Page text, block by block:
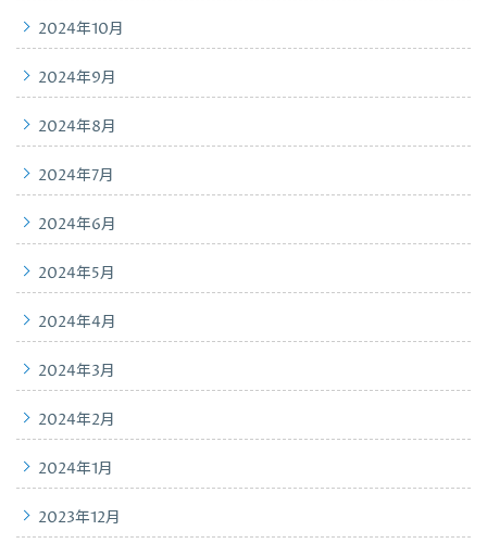
2024年10月
2024年9月
2024年8月
2024年7月
2024年6月
2024年5月
2024年4月
2024年3月
2024年2月
2024年1月
2023年12月